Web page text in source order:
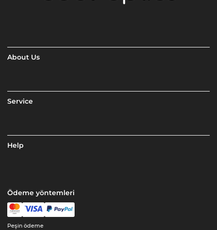
About Us
Service
Help
Ödeme yöntemleri
Peşin ödeme